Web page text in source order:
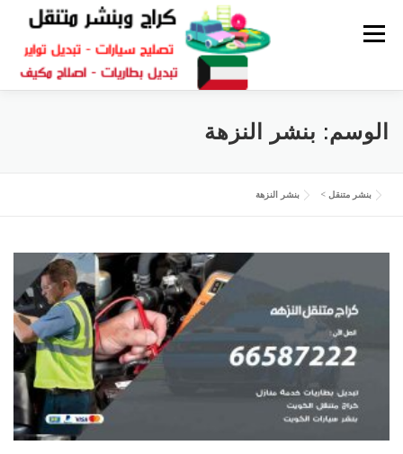
القائمة
بنشر الكويت كراج متنقلالوسم: بنشر النزهة
بنشر متنقل > بنشر النزهة